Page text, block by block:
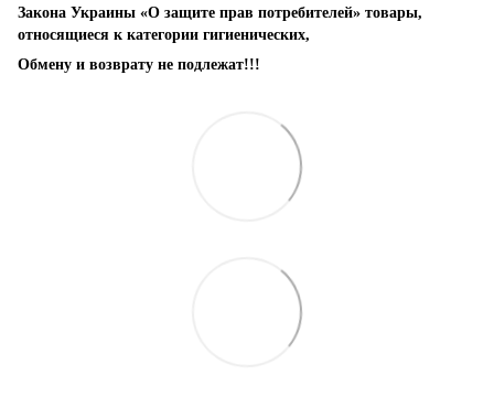
Закона Украины «О защите прав потребителей» товары,
относящиеся к категории гигиенических,
Обмену и возврату не подлежат!!!